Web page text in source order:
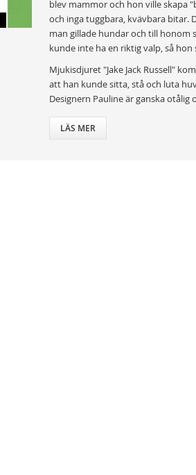
blev mammor och hon ville skapa
och inga tuggbara, kvävbara bitar.
man gillade hundar och till honom
kunde inte ha en riktig valp, så
Mjukisdjuret "Jake Jack Russell"
att han kunde sitta, stå och luta
Designern Pauline är ganska otålig
LÄS MER